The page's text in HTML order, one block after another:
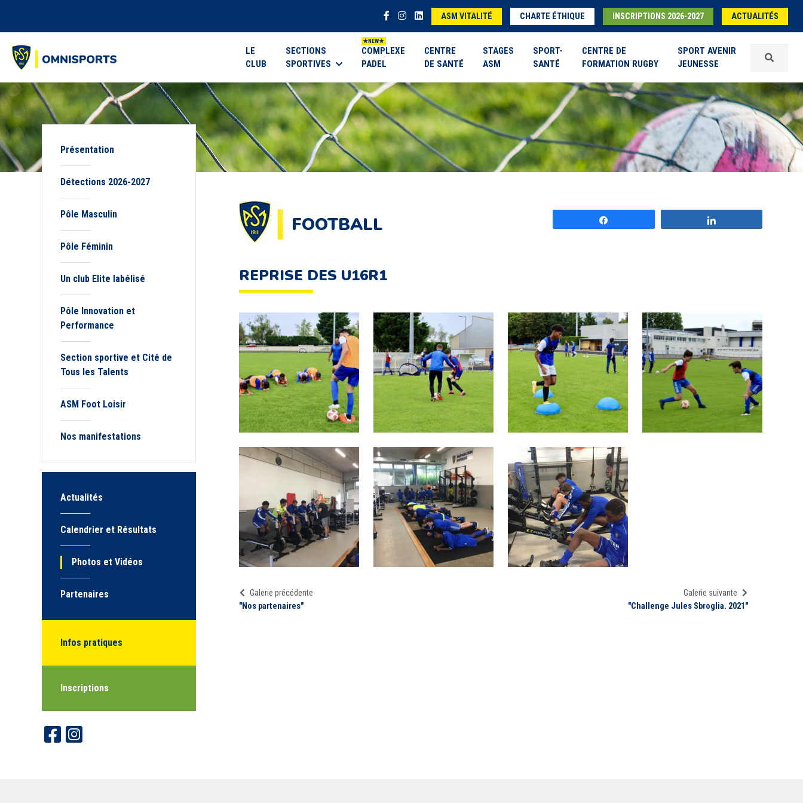
ASM VITALITÉ CHARTE ÉTHIQUE INSCRIPTIONS 2026-2027 ACTUALITÉS
LE
CLUB
SECTIONS
SPORTIVES
COMPLEXE
PADEL
CENTRE
DE SANTÉ
STAGES
ASM
SPORT-
SANTÉ
CENTRE DE
FORMATION RUGBY
SPORT AVENIR
JEUNESSE
Présentation
Détections 2026-2027
Pôle Masculin
Pôle Féminin
Un club Elite labélisé
Pôle Innovation et
Performance
Section sportive et Cité de
Tous les Talents
ASM Foot Loisir
Nos manifestations
Actualités
Calendrier et Résultats
Photos et Vidéos
Partenaires
Infos pratiques
Inscriptions
FOOTBALL
REPRISE DES U16R1
Galerie précédente
"Nos partenaires"
Galerie suivante
"Challenge Jules Sbroglia. 2021"